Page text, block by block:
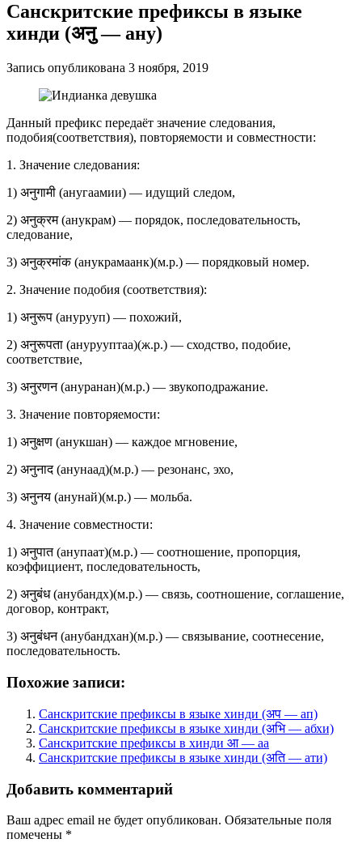
Санскритские префиксы в языке
хинди (अनु — ану)
Запись опубликована 3 ноября, 2019
Данный префикс передаёт значение следования,
подобия(соответствия), повторяемости и совместности:
1. Значение следования:
1) अनुगामी (анугаамии) — идущий следом,
2) अनुक्रम (анукрам) — порядок, последовательность,
следование,
3) अनुक्रमांक (анукрамаанк)(м.р.) — порядковый номер.
2. Значение подобия (соответствия):
1) अनुरूप (анурууп) — похожий,
2) अनुरूपता (анурууптаа)(ж.р.) — сходство, подобие,
соответствие,
3) अनुरणन (ануранан)(м.р.) — звукоподражание.
3. Значение повторяемости:
1) अनुक्षण (анукшан) — каждое мгновение,
2) अनुनाद (анунаад)(м.р.) — резонанс, эхо,
3) अनुनय (анунай)(м.р.) — мольба.
4. Значение совместности:
1) अनुपात (анупаат)(м.р.) — соотношение, пропорция,
коэффициент, последовательность,
2) अनुबंध (анубандх)(м.р.) — связь, соотношение, соглашение,
договор, контракт,
3) अनुबंधन (анубандхан)(м.р.) — связывание, соотнесение,
последовательность.
Похожие записи:
Санскритские префиксы в языке хинди (अप — ап)
Санскритские префиксы в языке хинди (अभि — абхи)
Санскритские префиксы в хинди आ — аа
Санскритские префиксы в языке хинди (अति — ати)
Добавить комментарий
Ваш адрес email не будет опубликован. Обязательные поля
помечены *